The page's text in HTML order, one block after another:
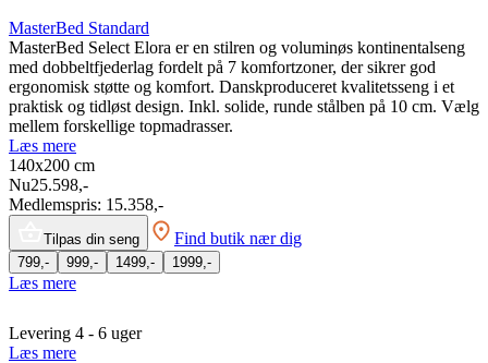
MasterBed Standard
MasterBed Select Elora er en stilren og voluminøs kontinentalseng
med dobbeltfjederlag fordelt på 7 komfortzoner, der sikrer god
ergonomisk støtte og komfort. Danskproduceret kvalitetsseng i et
praktisk og tidløst design. Inkl. solide, runde stålben på 10 cm. Vælg
mellem forskellige topmadrasser.
Læs mere
140x200 cm
Nu25.598,-
Medlemspris: 15.358,-
Tilpas din seng Find butik nær dig
799,- 999,- 1499,- 1999,-
Læs mere
Levering 4 - 6 uger
Læs mere